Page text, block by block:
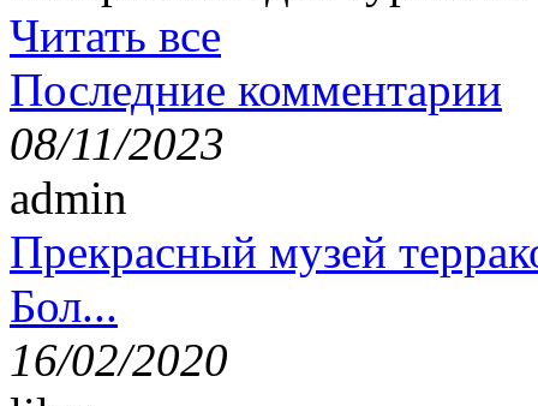
Читать все
Последние комментарии
08/11/2023
admin
Прекрасный музей
Бол...
16/02/2020